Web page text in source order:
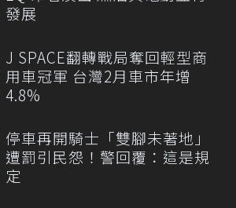
發展
J SPACE翻轉戰局奪回輕型商
用車冠軍 台灣2月車市年增
4.8%
停車再開騎士「雙腳未著地」
遭罰引民怨！警回覆：這是規
定